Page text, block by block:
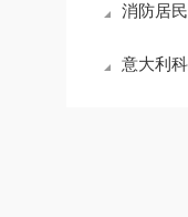
消防居民
意大利科尔